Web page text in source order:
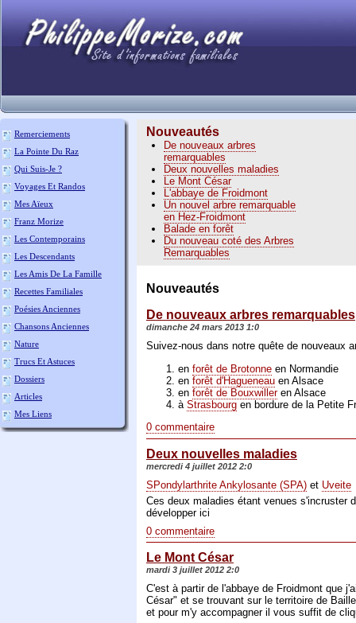
Remerciements
La Pointe Du Raz
Qui Suis-Je ?
Voyages Et Randos
Mes Aïeux
Franz Morize
Les Contemporains
Les Descendants
Les Amis De La Famille
Recettes Familiales
Poésies Anciennes
Chansons Anciennes
Nature
Trucs Et Astuces
Dossiers
Articles
Mes Liens
Nouveautés
De nouveaux arbres
remarquables
Deux nouvelles maladies
Le Mont César
L'abbaye de Froidmont
Un nouvel arbre remarquable
en Hez-Froidmont
Balade en forêt
Du nouveau coté des Arbres
Remarquables
Nouveautés
De nouveaux arbres remarquables
dimanche 24 mars 2013 1:0
Suivez-nous dans notre quête de nouveaux
en forêt de Brotonne en Normandie
en forêt d'Hagueneau en Alsace
en forêt de Bouxwilleren Alsace
à Strasbourg en bordure de la Petite
0 commentaire
Deux nouvelles maladies
mercredi 4 juillet 2012 2:0
SPondylarthrite Ankylosante (SPA) et Uveite
Ces deux maladies étant venues s'incruster
développer ici
0 commentaire
Le Mont César
mardi 3 juillet 2012 2:0
C'est à partir de l'abbaye de Froidmont que
César" et se trouvant sur le territoire de
et pour m'y accompagner il vous suffit de